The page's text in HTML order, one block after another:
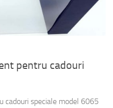
pentru cadouri
cadouri speciale model 6065